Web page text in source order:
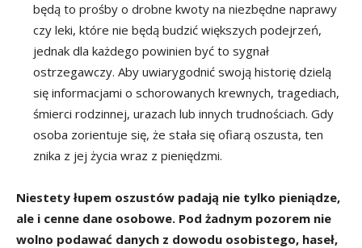
będą to prośby o drobne kwoty na niezbędne naprawy
czy leki, które nie będą budzić większych podejrzeń,
jednak dla każdego powinien być to sygnał
ostrzegawczy. Aby uwiarygodnić swoją historię dzielą
się informacjami o schorowanych krewnych, tragediach,
śmierci rodzinnej, urazach lub innych trudnościach. Gdy
osoba zorientuje się, że stała się ofiarą oszusta, ten
znika z jej życia wraz z pieniędzmi.
Niestety łupem oszustów padają nie tylko pieniądze,
ale i cenne dane osobowe. Pod żadnym pozorem nie
wolno podawać danych z dowodu osobistego, haseł,